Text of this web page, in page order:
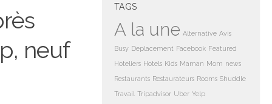
neuf
TAGS
A la une Alternative Avis
Busy Deplacement Facebook Featured
Hoteliers Hotels Kids Maman Mom news
Restaurants Restaurateurs Rooms Shuddle
Travail Tripadvisor Uber Yelp